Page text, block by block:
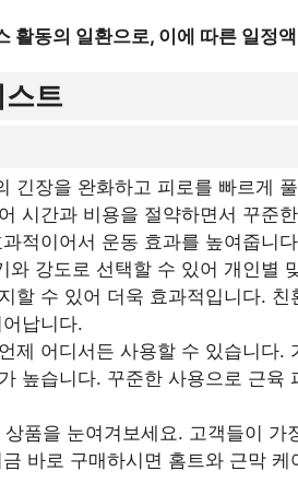
활동의 일환으로, 이에 따른 일정
스트
긴장을 완화하고 피로를 빠르게
시간과 비용을 절약하면서 꾸준
적이어서 운동 효과를 높여줍니
와 강도로 선택할 수 있어 개인별
할 수 있어 더욱 효과적입니다. 친
납니다.
제 어디서든 사용할 수 있습니다.
높습니다. 꾸준한 사용으로 근육
품을 눈여겨보세요. 고객들이 가
바로 구매하시면 홈트와 근막